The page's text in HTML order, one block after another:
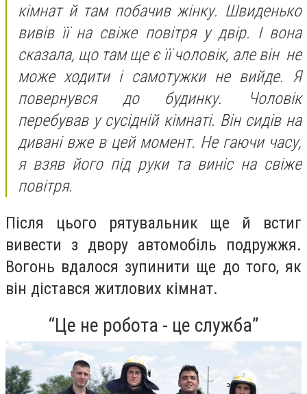
кімнат й там побачив жінку. Швиденько
вивів її на свіже повітря у двір. І вона
сказала, що там ще є її чоловік, але він не
може ходити і самотужки не вийде. Я
повернувся до будинку. Чоловік
перебував у сусідній кімнаті. Він сидів на
дивані вже в цей момент. Не гаючи часу,
я взяв його під руки та виніс на свіже
повітря.
Після цього рятувальник ще й встиг
вивести з двору автомобіль подружжя.
Вогонь вдалося зупинити ще до того, як
він дістався житлових кімнат.
“Це не робота - це служба”